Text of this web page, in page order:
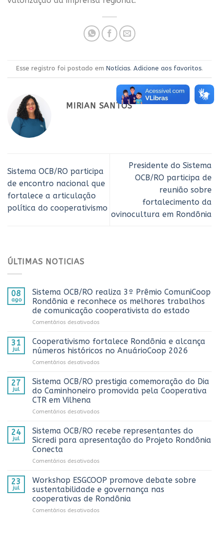
Esse registro foi postado em Notícias. Adicione aos favoritos.
MIRIAN SANTOS
Sistema OCB/RO participa
de encontro nacional que
fortalece a articulação
política do cooperativismo
Presidente do Sistema
OCB/RO participa de
reunião sobre
fortalecimento da
ovinocultura em Rondônia
ÚLTIMAS NOTICIAS
08
ago
Sistema OCB/RO realiza 3º Prêmio ComuniCoop
Rondônia e reconhece os melhores trabalhos
de comunicação cooperativista do estado
Comentários desativados
OCB/RO
3º
Rondônia
e
reconhece
de
comunicação
cooperativista
31
jul
Cooperativismo fortalece Rondônia e alcança
números históricos no AnuárioCoop 2026
Comentários desativados
fortalece
Rondônia
e
no
AnuárioCoop
2026
27
jul
Sistema OCB/RO prestigia comemoração do Dia
do Caminhoneiro promovida pela Cooperativa
CTR em Vilhena
Comentários desativados
OCB/RO
prestigia
comemoração
Caminhoneiro
promovida
pela
Cooperativa
24
jul
Sistema OCB/RO recebe representantes do
Sicredi para apresentação do Projeto Rondônia
Conecta
Comentários desativados
OCB/RO
recebe
representantes
do
23
jul
Workshop ESGCOOP promove debate sobre
sustentabilidade e governança nas
cooperativas de Rondônia
Comentários desativados